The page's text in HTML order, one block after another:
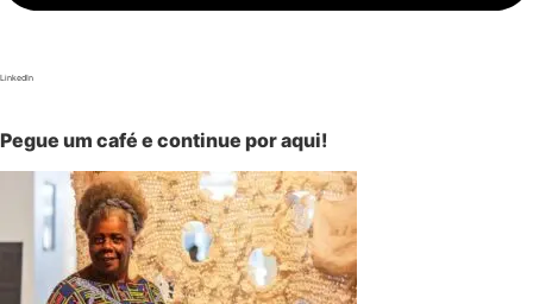
LinkedIn
Pegue um café e continue por aqui!